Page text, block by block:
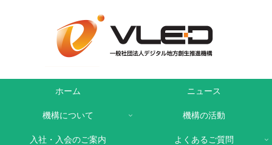
ホーム ニュース
機構について 機構の活動
入社・入会のご案内 よくあるご質問